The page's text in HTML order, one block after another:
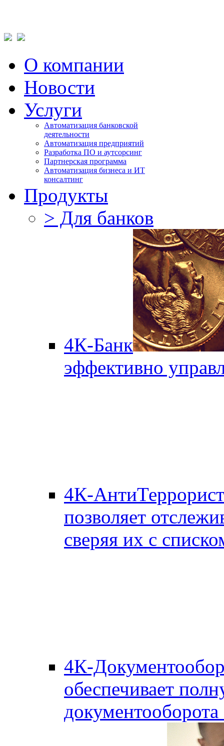
О компании
Новости
Услуги
Автоматизация банковской
деятельности
Автоматизация предприятий
Разработка ПО и аутсорсинг
Партнерская программа
Автоматизация бизнеса и ИТ
консалтинг
Продукты
> Для банков
4К-Банк
эффективно
4К-АнтиТеррорист
позволяет
сверяя их с
4К-
обеспечивает